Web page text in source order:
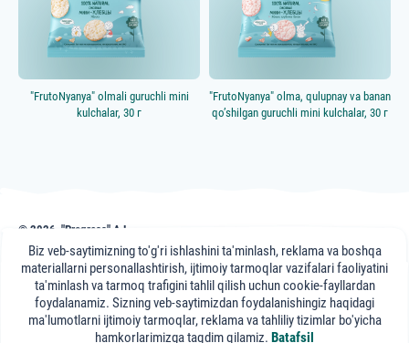
Перед сном
Учимся жевать
"FrutoNyanya" olmali guruchli mini
kulchalar, 30 г
"FrutoNyanya" olma, qulupnay va banan
qo’shilgan guruchli mini kulchalar, 30 г
© 2026, "Progress" AJ
frutonyanya.uz sahifasidagi nashr, maslahat va videomateriallar axborot uchun
keltirilgan. Portal mutaxassislari maslahati axborot xususiyatiga ega bo'lib,
sizning davolovchi shifokoringizga tashrifning o'rnini bosa olmaydi.
"FrutoNyanya"
ijtimoiy tarmoqlarda:
Biz veb-saytimizning to'g'ri ishlashini ta'minlash, reklama va boshqa
materiallarni personallashtirish, ijtimoiy tarmoqlar vazifalari faoliyatini
ta'minlash va tarmoq trafigini tahlil qilish uchun cookie-fayllardan
foydalanamiz. Sizning veb-saytimizdan foydalanishingiz haqidagi
ma'lumotlarni ijtimoiy tarmoqlar, reklama va tahliliy tizimlar bo'yicha
hamkorlarimizga taqdim qilamiz. Batafsil